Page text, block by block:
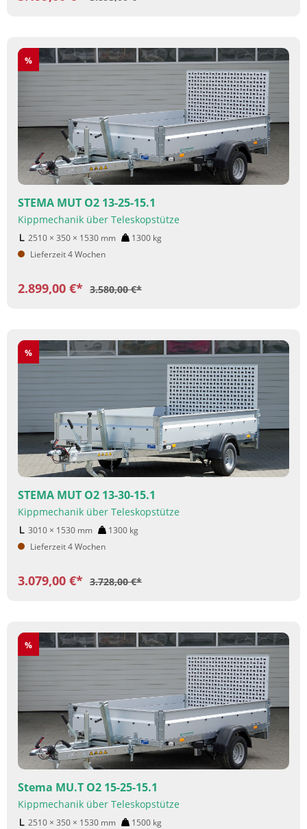
Rabatt
%
STEMA MUT O2 13-25-15.1
Kippmechanik über Teleskopstütze
2510 × 350 × 1530 mm 1300 kg
Lieferzeit 4 Wochen
2.899,00 €* 3.580,00 €*
Rabatt
%
STEMA MUT O2 13-30-15.1
Kippmechanik über Teleskopstütze
3010 × 1530 mm 1300 kg
Lieferzeit 4 Wochen
3.079,00 €* 3.728,00 €*
Rabatt
%
Stema MU.T O2 15-25-15.1
Kippmechanik über Teleskopstütze
2510 × 350 × 1530 mm 1500 kg